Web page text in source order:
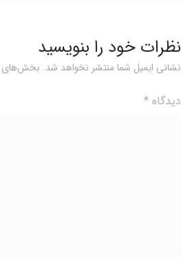
نظرات خود را بنویسید
نشانی ایمیل شما منتشر نخواهد شد. بخش‌های
دیدگاه *